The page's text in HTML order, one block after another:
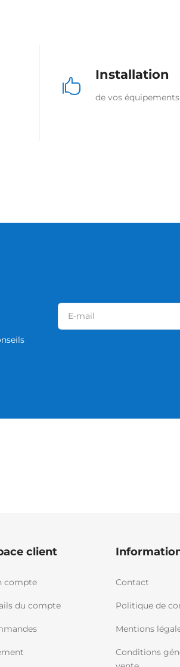

Installation
de vos équipements
client
compte
du compte
Contact
Politique de
Mentions
Conditions